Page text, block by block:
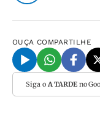
OUÇA COMPARTILHE
Siga o A TARDEno